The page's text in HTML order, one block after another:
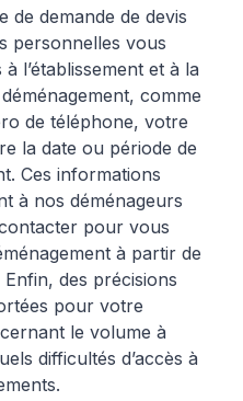
de demande de devis
personnelles vous
l’établissement et à la
comme
de téléphone, votre
la date ou période de
Ces informations
à nos déménageurs
pour vous
à partir de
des précisions
pour votre
le volume à
difficultés d’accès à